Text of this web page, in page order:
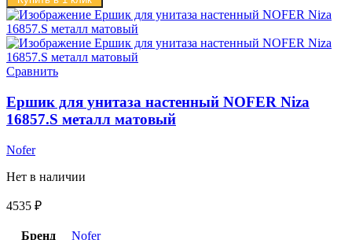
Сравнить
Ершик для унитаза настенный NOFER Niza
16857.S металл матовый
Nofer
Нет в наличии
4535 ₽
Бренд Nofer